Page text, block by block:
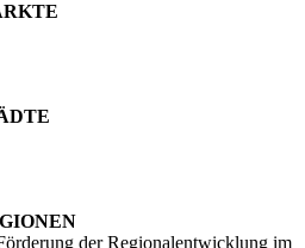
der Regionalentwicklung im